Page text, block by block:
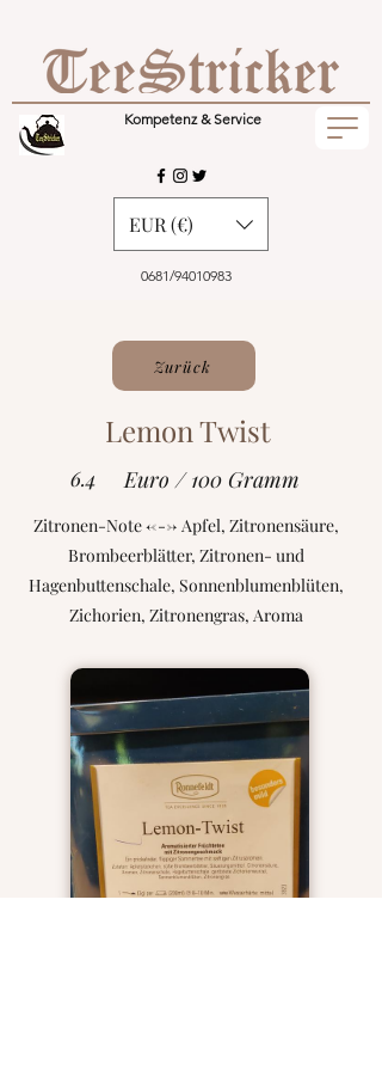
Kompetenz & Service
0681/94010983
EUR (€)
Zurück
Lemon Twist
6.4 Euro / 100 Gramm
Zitronen-Note <---> Apfel, Zitronensäure,
Brombeerblätter, Zitronen- und
Hagenbuttenschale, Sonnenblumenblüten,
Zichorien, Zitronengras, Aroma